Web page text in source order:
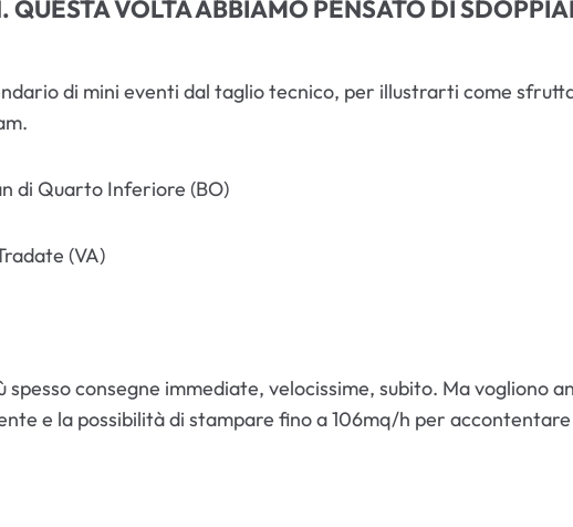
. QUESTA VOLTA ABBIAMO PENSATO DI
di mini eventi dal taglio tecnico, per illustrarti come
di Quarto Inferiore (BO)
(VA)
consegne immediate, velocissime, subito. Ma vogliono
e la possibilità di stampare fino a 106mq/h per